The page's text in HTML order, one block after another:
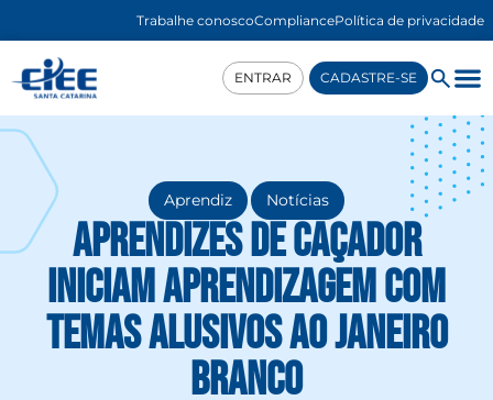
Trabalhe conoscoCompliancePolítica de privacidade
ENTRAR CADASTRE-SE
Aprendiz , Notícias
Aprendizes de Caçador
iniciam aprendizagem com
temas alusivos ao Janeiro
Branco